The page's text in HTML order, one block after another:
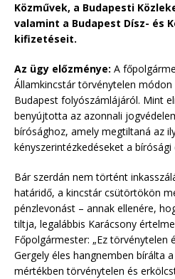
Közművek, a Budapesti
valamint a Budapest Dísz- és
kifizetéseit.
Az ügy előzménye: A
Államkincstár törvénytelen
Budapest folyószámlájáról. Mint
benyújtotta az azonnali
bírósághoz, amely megtiltaná az
kényszerintézkedéseket a
Bár szerdán nem történt
határidő, a kincstár csütörtökön
pénzlevonást – annak ellenére,
tiltja, legalábbis Karácsony
Főpolgármester: „Ez törvénytelen
Gergely éles hangnemben bírálta
mértékben törvénytelen és